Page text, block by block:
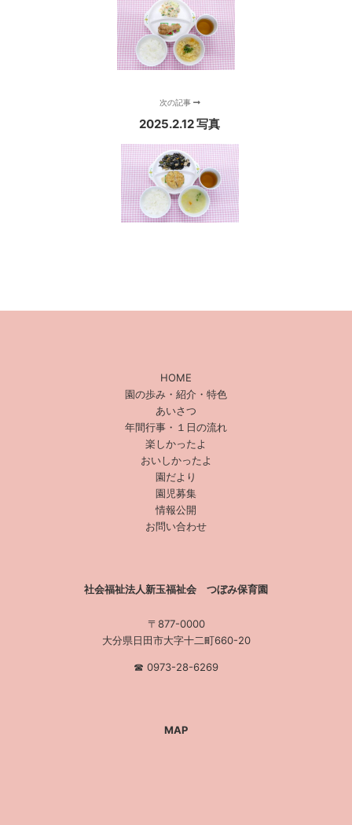
次の記事
2025.2.12 写真
HOME
園の歩み・紹介・特色
あいさつ
年間行事・１日の流れ
楽しかったよ
おいしかったよ
園だより
園児募集
情報公開
お問い合わせ
社会福祉法人新玉福祉会 つぼみ保育園
〒877-0000
大分県日田市大字十二町660-20
☎︎ 0973-28-6269
MAP